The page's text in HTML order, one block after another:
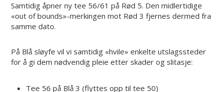
Samtidig åpner ny tee 56/61 på Rød 5. Den midlertidige
«out of bounds»-merkingen mot Rød 3 fjernes dermed fra
samme dato.
På Blå sløyfe vil vi samtidig «hvile» enkelte utslagssteder
for å gi dem nødvendig pleie etter skader og slitasje:
Tee 56 på Blå 3 (flyttes opp til tee 50)